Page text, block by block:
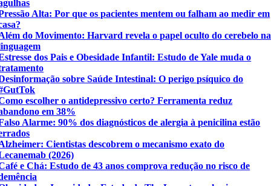
Alta: Por que os pacientes mentem ou falham ao medir em
do Movimento: Harvard revela o papel oculto do cerebelo na
dos Pais e Obesidade Infantil: Estudo de Yale muda o
sobre Saúde Intestinal: O perigo psíquico do
escolher o antidepressivo certo? Ferramenta reduz
em 38%
Alarme: 90% dos diagnósticos de alergia à penicilina estão
Cientistas descobrem o mecanismo exato do
(2026)
e Chá: Estudo de 43 anos comprova redução no risco de